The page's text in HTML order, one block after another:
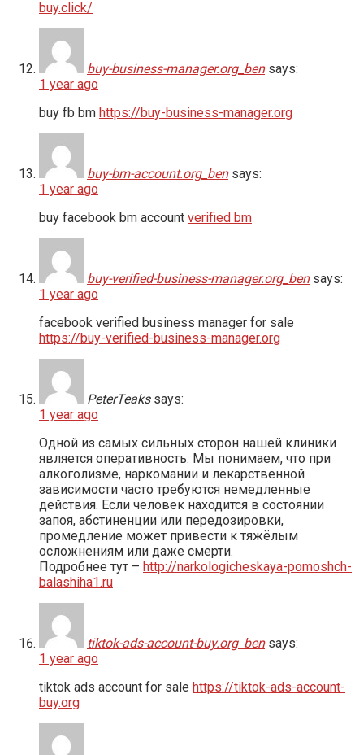
buy.click/
buy-business-manager.org_ben says:
1 year ago
buy fb bm https://buy-business-manager.org
buy-bm-account.org_ben says:
1 year ago
buy facebook bm account verified bm
buy-verified-business-manager.org_ben says:
1 year ago
facebook verified business manager for sale
https://buy-verified-business-manager.org
PeterTeaks says:
1 year ago
Одной из самых сильных сторон нашей клиники
является оперативность. Мы понимаем, что при
алкоголизме, наркомании и лекарственной
зависимости часто требуются немедленные
действия. Если человек находится в состоянии
запоя, абстиненции или передозировки,
промедление может привести к тяжёлым
осложнениям или даже смерти.
Подробнее тут – http://narkologicheskaya-pomoshch-
balashiha1.ru
tiktok-ads-account-buy.org_ben says:
1 year ago
tiktok ads account for sale https://tiktok-ads-account-
buy.org